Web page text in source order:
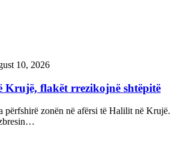
10, 2026
Krujë, flakët rrezikojnë shtëpitë
përfshirë zonën në afërsi të Halilit në Krujë.